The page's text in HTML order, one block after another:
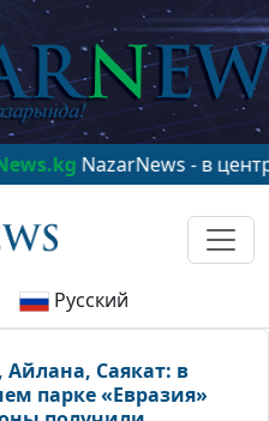
- в центре
Русский
Айлана, Саякат: в
парке «Евразия»